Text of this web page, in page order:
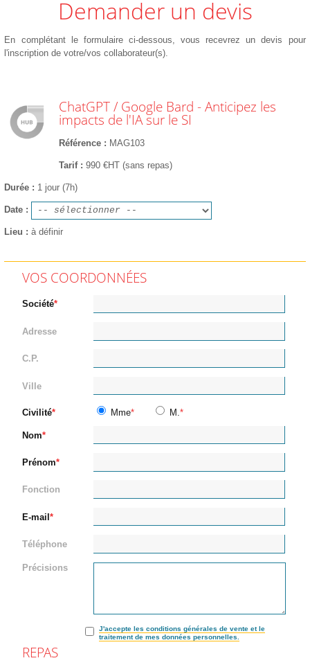
Demander un devis
En complétant le formulaire ci-dessous, vous recevrez un devis pour
l'inscription de votre/vos collaborateur(s).
ChatGPT / Google Bard - Anticipez les
impacts de l'IA sur le SI
Référence MAG103
Tarif 990 €HT (sans repas)
Durée 1 jour (7h)
Date
Lieu à définir
VOS COORDONNÉES
Société
Adresse
C.P.
Ville
Civilité Mme M.
Nom
Prénom
Fonction
E-mail
Téléphone
Précisions
J'accepte les conditions générales de vente et le
traitement de mes données personnelles.
REPAS